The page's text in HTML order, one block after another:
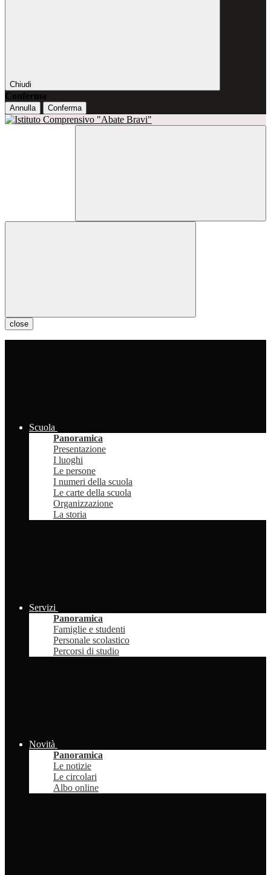
Chiudi
Conferma
Annulla Conferma
close
Scuola
Panoramica
Presentazione
I luoghi
Le persone
I numeri della scuola
Le carte della scuola
Organizzazione
La storia
Servizi
Panoramica
Famiglie e studenti
Personale scolastico
Percorsi di studio
Novità
Panoramica
Le notizie
Le circolari
Albo online